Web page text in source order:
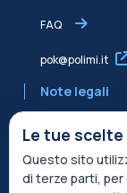
FAQ
pok@polimi.it
Note legali
Informativa
Le tue
Questo sito
di terze parti,